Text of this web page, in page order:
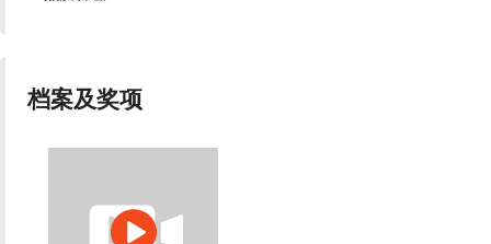
档案及奖项